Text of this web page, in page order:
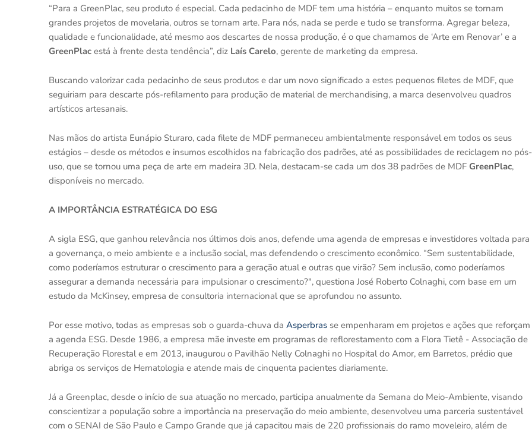
“Para a GreenPlac, seu produto é especial. Cada pedacinho de MDF tem uma história – enquanto muitos se tornam
grandes projetos de movelaria, outros se tornam arte. Para nós, nada se perde e tudo se transforma. Agregar beleza,
qualidade e funcionalidade, até mesmo aos descartes de nossa produção, é o que chamamos de ‘Arte em Renovar’ e a
GreenPlac está à frente desta tendência”, diz Laís Carelo, gerente de marketing da empresa.
Buscando valorizar cada pedacinho de seus produtos e dar um novo significado a estes pequenos filetes de MDF, que
seguiriam para descarte pós-refilamento para produção de material de merchandising, a marca desenvolveu quadros
artísticos artesanais.
Nas mãos do artista Eunápio Sturaro, cada filete de MDF permaneceu ambientalmente responsável em todos os seus
estágios – desde os métodos e insumos escolhidos na fabricação dos padrões, até as possibilidades de reciclagem no pós-
uso, que se tornou uma peça de arte em madeira 3D. Nela, destacam-se cada um dos 38 padrões de MDF GreenPlac,
disponíveis no mercado.
A IMPORTÂNCIA ESTRATÉGICA DO ESG
A sigla ESG, que ganhou relevância nos últimos dois anos, defende uma agenda de empresas e investidores voltada para
a governança, o meio ambiente e a inclusão social, mas defendendo o crescimento econômico. “Sem sustentabilidade,
como poderíamos estruturar o crescimento para a geração atual e outras que virão? Sem inclusão, como poderíamos
assegurar a demanda necessária para impulsionar o crescimento?", questiona José Roberto Colnaghi, com base em um
estudo da McKinsey, empresa de consultoria internacional que se aprofundou no assunto.
Por esse motivo, todas as empresas sob o guarda-chuva da Asperbras se empenharam em projetos e ações que reforçam
a agenda ESG. Desde 1986, a empresa mãe investe em programas de reflorestamento com a Flora Tietê - Associação de
Recuperação Florestal e em 2013, inaugurou o Pavilhão Nelly Colnaghi no Hospital do Amor, em Barretos, prédio que
abriga os serviços de Hematologia e atende mais de cinquenta pacientes diariamente.
Já a Greenplac, desde o início de sua atuação no mercado, participa anualmente da Semana do Meio-Ambiente, visando
conscientizar a população sobre a importância na preservação do meio ambiente, desenvolveu uma parceria sustentável
com o SENAI de São Paulo e Campo Grande que já capacitou mais de 220 profissionais do ramo moveleiro, além de